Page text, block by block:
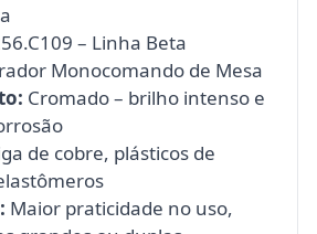
– Linha Beta
Monocomando de Mesa
Cromado – brilho intenso e
de cobre, plásticos de
Maior praticidade no uso,